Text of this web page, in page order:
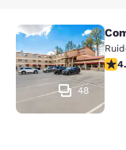
Comfort
48
4.23